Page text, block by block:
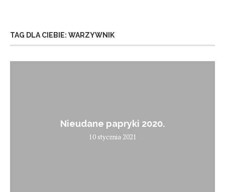
TAG DLA CIEBIE: WARZYWNIK
Nieudane papryki 2020.
10 stycznia 2021